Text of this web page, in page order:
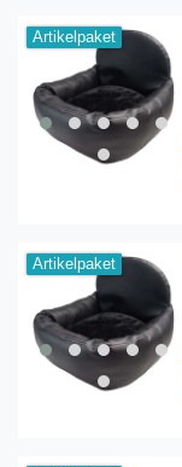
Artikelpaket
Artikelpaket